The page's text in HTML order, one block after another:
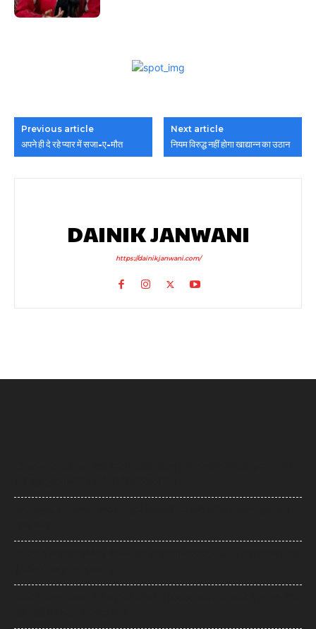
Previous article
अपने ही दे रहे प्यार में सजा-ए-मौत
Next article
नियम विरुद्ध नहीं होगा खाद्यान्न का उठान
DAINIK JANWANI
https://dainikjanwani.com/